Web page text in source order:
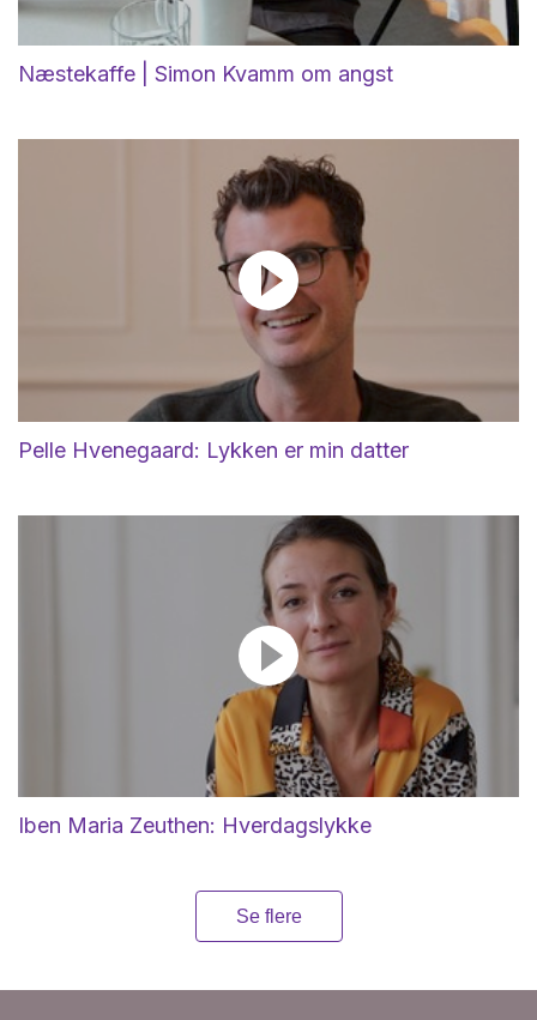
Næstekaffe | Simon Kvamm om angst
Pelle Hvenegaard: Lykken er min datter
Iben Maria Zeuthen: Hverdagslykke
Se flere